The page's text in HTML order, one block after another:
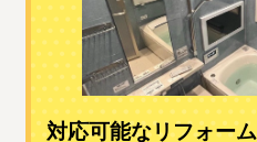
対応可能なリフォーム